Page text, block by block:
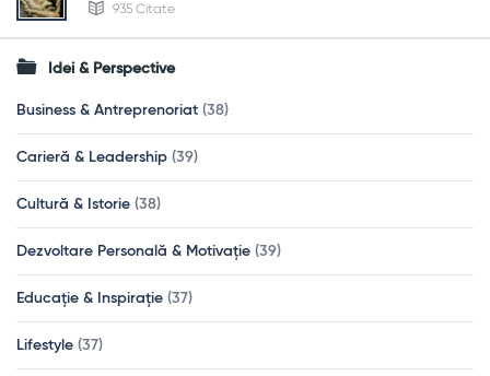
935 Citate
Idei & Perspective
Business & Antreprenoriat (38)
Carieră & Leadership (39)
Cultură & Istorie (38)
Dezvoltare Personală & Motivație (39)
Educație & Inspirație (37)
Lifestyle (37)